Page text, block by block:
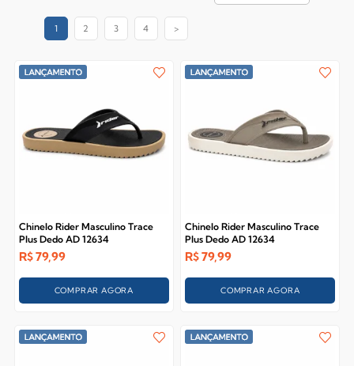
1 2 3 4 >
Chinelo Rider Masculino Trace
Plus Dedo AD 12634
R$79,99
COMPRAR AGORA
Chinelo Rider Masculino Trace
Plus Dedo AD 12634
R$79,99
COMPRAR AGORA